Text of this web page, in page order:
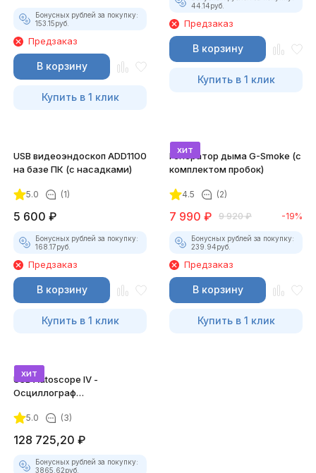
Бонусных рублей за покупку:
153.15руб.
Предзаказ
В корзину
Купить в 1 клик
44.14руб.
Предзаказ
В корзину
Купить в 1 клик
USB видеоэндоскоп ADD1100
на базе ПК (с насадками)
5.0 (1)
5 600 ₽
Бонусных рублей за покупку:
168.17руб.
Предзаказ
В корзину
Купить в 1 клик
хит
Генератор дыма G-Smoke (c
комплектом пробок)
4.5 (2)
7 990 ₽ 9 920 ₽ -19%
Бонусных рублей за покупку:
239.94руб.
Предзаказ
В корзину
Купить в 1 клик
хит
USB Autoscope IV -
Осциллограф
комплект)
5.0 (3)
128 725,20 ₽
Бонусных рублей за покупку:
3865.62руб.